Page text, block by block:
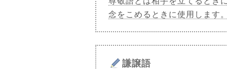
念をこめるときに使用します
謙譲語